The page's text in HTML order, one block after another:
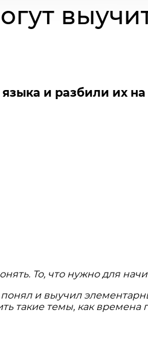
и разбили их
То, что нужно для
и выучил
такие темы, как